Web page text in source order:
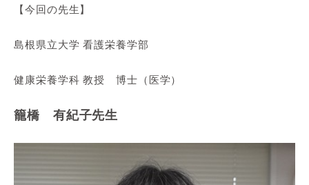
【今回の先生】
島根県立大学 看護栄養学部
健康栄養学科 教授 博士（医学）
籠橋 有紀子先生